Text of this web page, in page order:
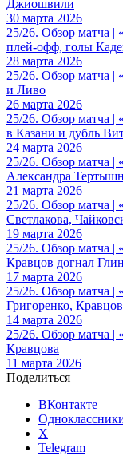
Джиошвили
30 марта 2026
25/26. Обзор матча |
плей-офф, голы
28 марта 2026
25/26. Обзор матча |
и Ливо
26 марта 2026
25/26. Обзор матча |
в Казани и дубль
24 марта 2026
25/26. Обзор матча
Александра
21 марта 2026
25/26. Обзор матча |
Светлакова,
19 марта 2026
25/26. Обзор матча |
Кравцов догнал
17 марта 2026
25/26. Обзор матча
Григоренко,
14 марта 2026
25/26. Обзор матча |
Кравцова
11 марта 2026
Поделиться
ВКонтакте
X
Telegram